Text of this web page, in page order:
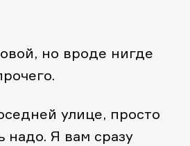
но вроде нигде
улице, просто
надо. Я вам сразу